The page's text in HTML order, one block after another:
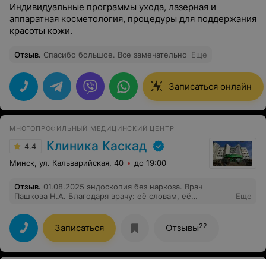
Индивидуальные программы ухода, лазерная и
аппаратная косметология, процедуры для поддержания
красоты кожи.
Отзыв. Спасибо большое. Все замечательно Еще
Записаться онлайн
МНОГОПРОФИЛЬНЫЙ МЕДИЦИНСКИЙ ЦЕНТР
4.4 Клиника Каскад
Минск, ул. Кальварийская, 40 до 19:00
Отзыв. 01.08.2025 эндоскопия без наркоза. Врач
Пашкова Н.А. Благодаря врачу: её словам, её
спокойно. Обычно мой организм включает
максимальную панику и волнение при посещении
врачей. Впервые воспринимал врача и все слова врача
спокойно и выполнял всё, что говорила врач. Восторг и
радость. Выходя из кабинета осталось теплота и
Еще
Записаться Отзывы22